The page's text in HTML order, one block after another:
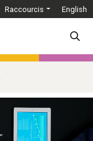
Raccourcis English